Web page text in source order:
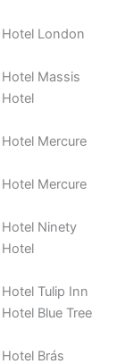
London
Massis
Mercure
Mercure
Ninety
Tulip Inn
Blue Tree
Brás